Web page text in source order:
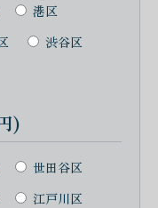
港区
渋谷区
)
世田谷区
江戸川区